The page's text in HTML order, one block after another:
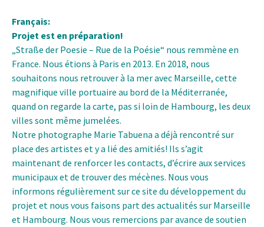
Français:
Projet est en préparation!
„Straße der Poesie – Rue de la Poésie“ nous remmène en
France. Nous étions à Paris en 2013. En 2018, nous
souhaitons nous retrouver à la mer avec Marseille, cette
magnifique ville portuaire au bord de la Méditerranée,
quand on regarde la carte, pas si loin de Hambourg, les deux
villes sont même jumelées.
Notre photographe Marie Tabuena a déjà rencontré sur
place des artistes et y a lié des amitiés! Ils s’agit
maintenant de renforcer les contacts, d’écrire aux services
municipaux et de trouver des mécènes. Nous vous
informons régulièrement sur ce site du développement du
projet et nous vous faisons part des actualités sur Marseille
et Hambourg. Nous vous remercions par avance de soutien